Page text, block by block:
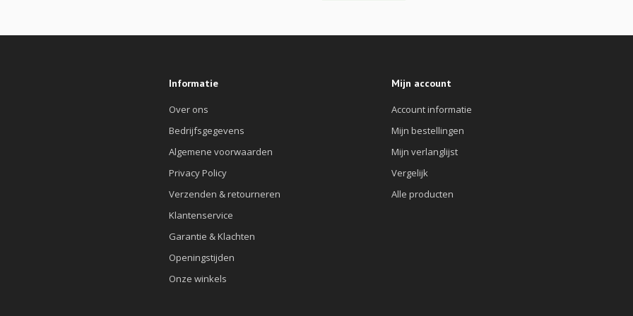
Informatie
Over ons
Bedrijfsgegevens
Algemene voorwaarden
Privacy Policy
Verzenden & retourneren
Klantenservice
Garantie & Klachten
Openingstijden
Onze winkels
Mijn account
Account informatie
Mijn bestellingen
Mijn verlanglijst
Vergelijk
Alle producten